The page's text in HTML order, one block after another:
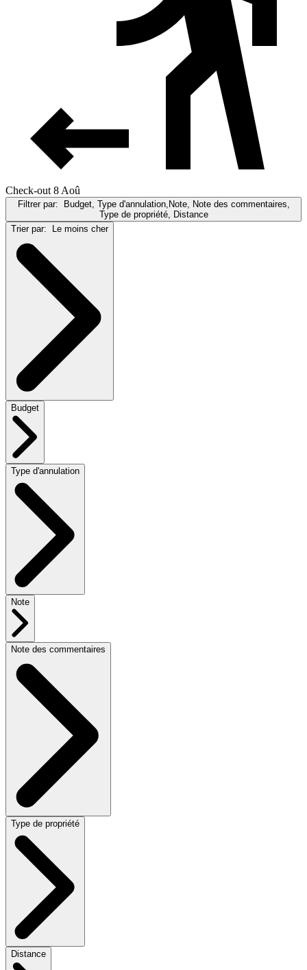
Check-out 8 Aoû
Filtrer par:
Budget, Type d'annulation,Note, Note des commentaires,
Type de propriété, Distance
Trier par:
Le moins cher
Budget
Type d'annulation
Note
Note des commentaires
Type de propriété
Distance